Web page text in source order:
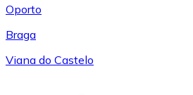
Oporto
Braga
Viana do Castelo